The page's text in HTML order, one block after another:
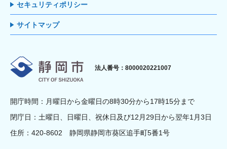
セキュリティポリシー
サイトマップ
静岡市
法人番号：8000020221007
開庁時間：月曜日から金曜日の8時30分から17時15分まで
閉庁日：土曜日、日曜日、祝休日及び12月29日から翌年1月3日
住所：420-8602 静岡県静岡市葵区追手町5番1号